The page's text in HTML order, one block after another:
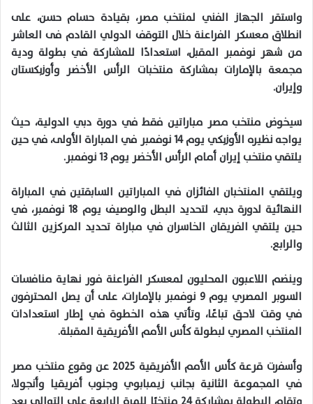
واستقر الجهاز الفني لمنتخب مصر، بقيادة حسام حسن، على
انطلاق معسكر الفراعنة خلال التوقف الدولي القادم فىالعاشر
من شهر نوفمبر المقبل، استعدادًا للمشاركة في بطولة ودية
مجمعة بالإمارات بمشاركة منتخبات الرأس الأخضر وأوزبكستان
وإيران.
سيخوض منتخب مصر مباراتين فقط في دورة دبي الدولية، حيث
يواجه نظيره الأوزبكي يوم14نوفمبر في المباراة الأولى، في حين
يلتقيمنتخبإيران أمام الرأس الأخضر يوم13نوفمبر.
ويلتقي المنتخبان الفائزان في المباراتين السابقتين في المباراة
النهائية لدورة دبي، لتحديد البطل والوصيف يوم 18نوفمبر، في
حين يلتقي الفريقان الخاسران في مباراة تحديد المركزين الثالث
والرابع.
وينضم اللاعبون المحليون لمعسكر الفراعنة فور نهاية منافسات
السوبر المصري يوم9 نوفمبر بالإمارات، على أن يصل المحترفون
في وقت لاحق تباعًا، وتأتي هذه الخطوة في إطار استعدادات
المنتخب المصري لبطولة كأس الأمم الأفريقية المقبلة.
وأسفرت قرعة كأس الأمم الأفريقية 2025 عن وقوع منتخب مصر
في المجموعة الثانية بجانب زيمبابوي وجنوب أفريقيا وأنجولا،